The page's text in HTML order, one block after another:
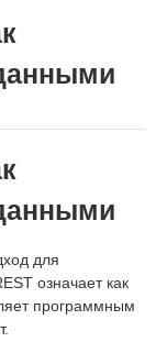
для
означает как
программным